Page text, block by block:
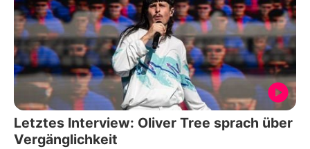
Letztes Interview: Oliver Tree sprach über
Vergänglichkeit